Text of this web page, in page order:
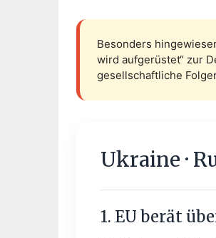
Besonders
wird aufgerüstet“ zur
gesellschaftliche
Ukraine ·
1. EU berät